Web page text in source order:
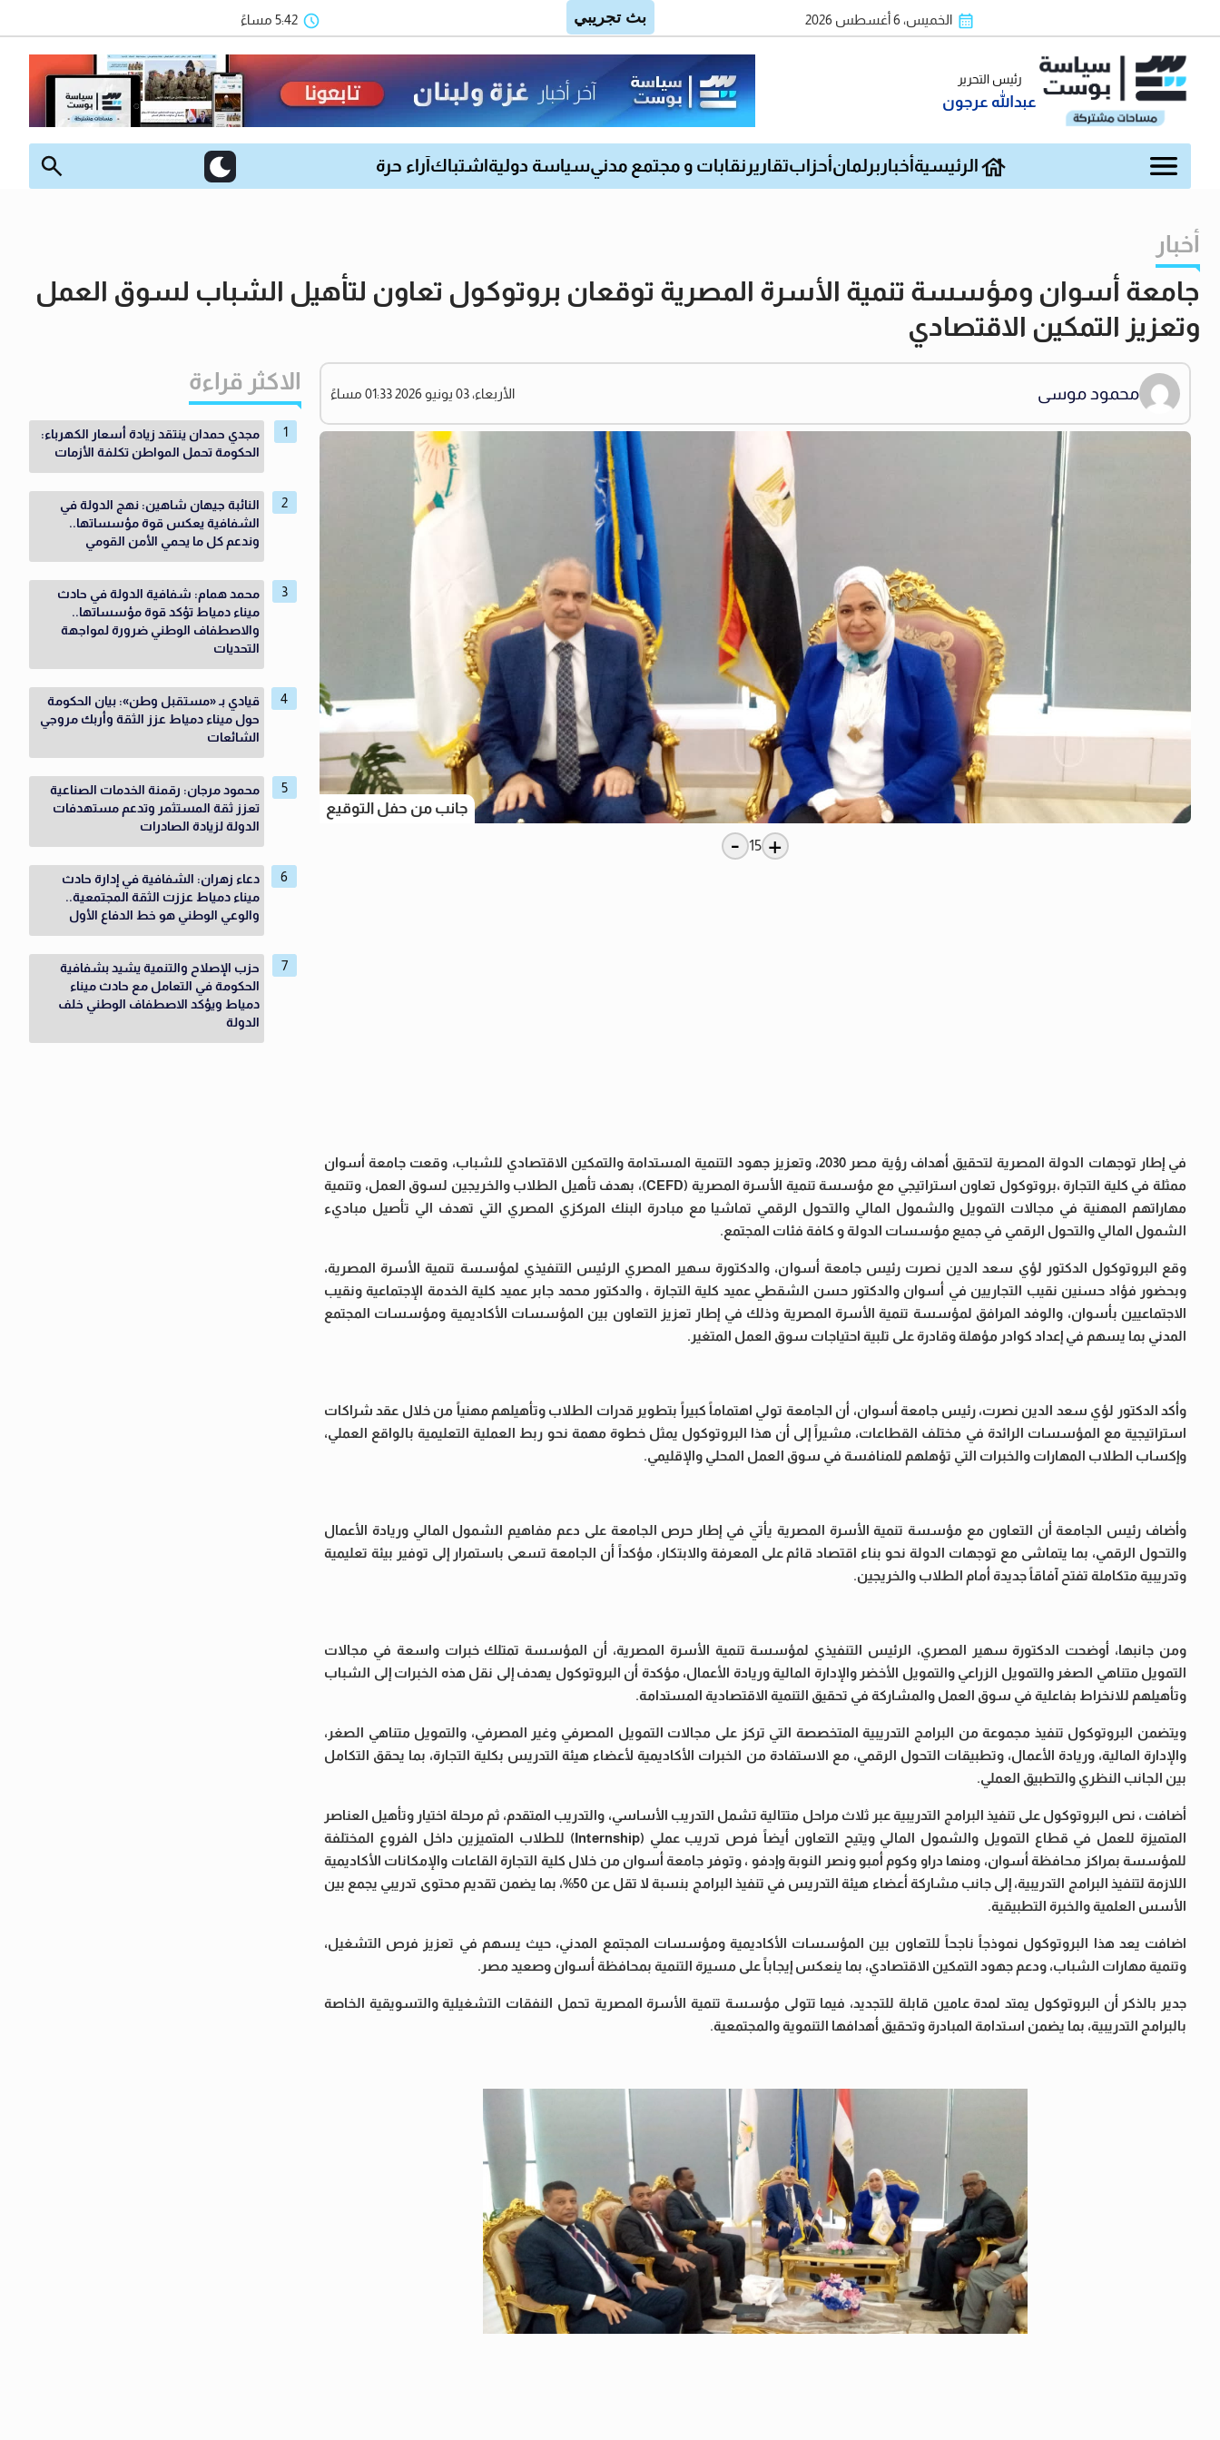
الخميس، 6 أغسطس 2026 5:42 مساءً
رئيس التحرير
عبدالله عرجون
الرئيسية أخبار برلمان أحزابتقارير نقابات و مجتمع مدنيسياسة دولية اشتباك آراء حرة
أخبار
جامعة أسوان ومؤسسة تنمية الأسرة المصرية توقعان بروتوكول تعاون لتأهيل الشباب لسوق العمل
وتعزيز التمكين الاقتصادي
محمود موسى الأربعاء، 03 يونيو 2026 01:33 مساءً
جانب من حفل التوقيع
+
15
-
في إطار توجهات الدولة المصرية لتحقيق أهداف رؤية مصر 2030، وتعزيز جهود التنمية المستدامة والتمكين الاقتصادي للشباب، وقعت جامعة أسوان
ممثلة في كلية التجارة ،بروتوكول تعاون استراتيجي مع مؤسسة تنمية الأسرة المصرية (CEFD)، بهدف تأهيل الطلاب والخريجين لسوق العمل، وتنمية
مهاراتهم المهنية في مجالات التمويل والشمول المالي والتحول الرقمي تماشيا مع مبادرة البنك المركزي المصري التي تهدف الي تأصيل مباديء
الشمول المالي والتحول الرقمي في جميع مؤسسات الدولة و كافة فئات المجتمع.
وقع البروتوكول الدكتور لؤي سعد الدين نصرت رئيس جامعة أسوان، والدكتورة سهير المصري الرئيس التنفيذي لمؤسسة تنمية الأسرة المصرية،
وبحضور فؤاد حسنين نقيب التجاريين في أسوان والدكتور حسن الشقطي عميد كلية التجارة ، والدكتور محمد جابر عميد كلية الخدمة الإجتماعية ونقيب
الاجتماعيين بأسوان، والوفد المرافق لمؤسسة تنمية الأسرة المصرية وذلك في إطار تعزيز التعاون بين المؤسسات الأكاديمية ومؤسسات المجتمع
المدني بما يسهم في إعداد كوادر مؤهلة وقادرة على تلبية احتياجات سوق العمل المتغير.
وأكد الدكتور لؤي سعد الدين نصرت، رئيس جامعة أسوان، أن الجامعة تولي اهتماماً كبيراً بتطوير قدرات الطلاب وتأهيلهم مهنياً من خلال عقد شراكات
استراتيجية مع المؤسسات الرائدة في مختلف القطاعات، مشيراً إلى أن هذا البروتوكول يمثل خطوة مهمة نحو ربط العملية التعليمية بالواقع العملي،
وإكساب الطلاب المهارات والخبرات التي تؤهلهم للمنافسة في سوق العمل المحلي والإقليمي.
وأضاف رئيس الجامعة أن التعاون مع مؤسسة تنمية الأسرة المصرية يأتي في إطار حرص الجامعة على دعم مفاهيم الشمول المالي وريادة الأعمال
والتحول الرقمي، بما يتماشى مع توجهات الدولة نحو بناء اقتصاد قائم على المعرفة والابتكار، مؤكداً أن الجامعة تسعى باستمرار إلى توفير بيئة تعليمية
وتدريبية متكاملة تفتح آفاقاً جديدة أمام الطلاب والخريجين.
ومن جانبها، أوضحت الدكتورة سهير المصري، الرئيس التنفيذي لمؤسسة تنمية الأسرة المصرية، أن المؤسسة تمتلك خبرات واسعة في مجالات
التمويل متناهي الصغر والتمويل الزراعي والتمويل الأخضر والإدارة المالية وريادة الأعمال، مؤكدة أن البروتوكول يهدف إلى نقل هذه الخبرات إلى الشباب
وتأهيلهم للانخراط بفاعلية في سوق العمل والمشاركة في تحقيق التنمية الاقتصادية المستدامة.
ويتضمن البروتوكول تنفيذ مجموعة من البرامج التدريبية المتخصصة التي تركز على مجالات التمويل المصرفي وغير المصرفي، والتمويل متناهي الصغر،
والإدارة المالية، وريادة الأعمال، وتطبيقات التحول الرقمي، مع الاستفادة من الخبرات الأكاديمية لأعضاء هيئة التدريس بكلية التجارة، بما يحقق التكامل
بين الجانب النظري والتطبيق العملي.
أضافت ، نص البروتوكول على تنفيذ البرامج التدريبية عبر ثلاث مراحل متتالية تشمل التدريب الأساسي، والتدريب المتقدم، ثم مرحلة اختيار وتأهيل العناصر
المتميزة للعمل في قطاع التمويل والشمول المالي ويتيح التعاون أيضاً فرص تدريب عملي (Internship) للطلاب المتميزين داخل الفروع المختلفة
للمؤسسة بمراكز محافظة أسوان، ومنها دراو وكوم أمبو ونصر النوبة وإدفو ، وتوفر جامعة أسوان من خلال كلية التجارة القاعات والإمكانات الأكاديمية
اللازمة لتنفيذ البرامج التدريبية، إلى جانب مشاركة أعضاء هيئة التدريس في تنفيذ البرامج بنسبة لا تقل عن 50%، بما يضمن تقديم محتوى تدريبي يجمع بين
الأسس العلمية والخبرة التطبيقية.
اضافت يعد هذا البروتوكول نموذجاً ناجحاً للتعاون بين المؤسسات الأكاديمية ومؤسسات المجتمع المدني، حيث يسهم في تعزيز فرص التشغيل،
وتنمية مهارات الشباب، ودعم جهود التمكين الاقتصادي، بما ينعكس إيجاباً على مسيرة التنمية بمحافظة أسوان وصعيد مصر.
جدير بالذكر أن البروتوكول يمتد لمدة عامين قابلة للتجديد، فيما تتولى مؤسسة تنمية الأسرة المصرية تحمل النفقات التشغيلية والتسويقية الخاصة
بالبرامج التدريبية، بما يضمن استدامة المبادرة وتحقيق أهدافها التنموية والمجتمعية.
الاكثر قراءة
مجدي حمدان ينتقد زيادة أسعار الكهرباء:
الحكومة تحمل المواطن تكلفة الأزمات
النائبة جيهان شاهين: نهج الدولة في
الشفافية يعكس قوة مؤسساتها..
وندعم كل ما يحمي الأمن القومي
محمد همام: شفافية الدولة في حادث
ميناء دمياط تؤكد قوة مؤسساتها..
والاصطفاف الوطني ضرورة لمواجهة
التحديات
قيادي بـ «مستقبل وطن»: بيان الحكومة
حول ميناء دمياط عزز الثقة وأربك مروجي
الشائعات
محمود مرجان: رقمنة الخدمات الصناعية
تعزز ثقة المستثمر وتدعم مستهدفات
الدولة لزيادة الصادرات
دعاء زهران: الشفافية في إدارة حادث
ميناء دمياط عززت الثقة المجتمعية..
والوعي الوطني هو خط الدفاع الأول
حزب الإصلاح والتنمية يشيد بشفافية
الحكومة في التعامل مع حادث ميناء
دمياط ويؤكد الاصطفاف الوطني خلف
الدولة